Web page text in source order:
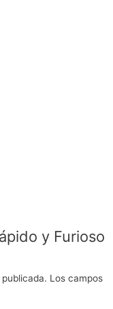
y Furioso
Los campos